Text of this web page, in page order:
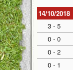
14/10/2018
3 - 5
0 - 0
0 - 2
0 - 1